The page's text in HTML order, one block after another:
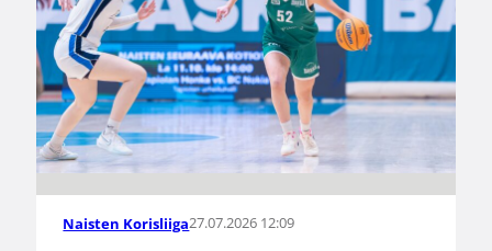
Naisten Korisliiga27.07.2026 12:09